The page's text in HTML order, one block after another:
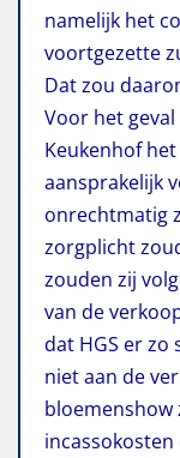
namelijk het
voortgezette
Dat zou
Voor het
Keukenhof
aansprakelijk
onrechtmatig
zorgplicht
zouden zij
van de
dat HGS er
niet aan de
bloemenshow